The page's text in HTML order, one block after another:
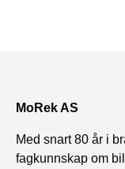
MoRek AS
Med snart 80 år i
fagkunnskap om